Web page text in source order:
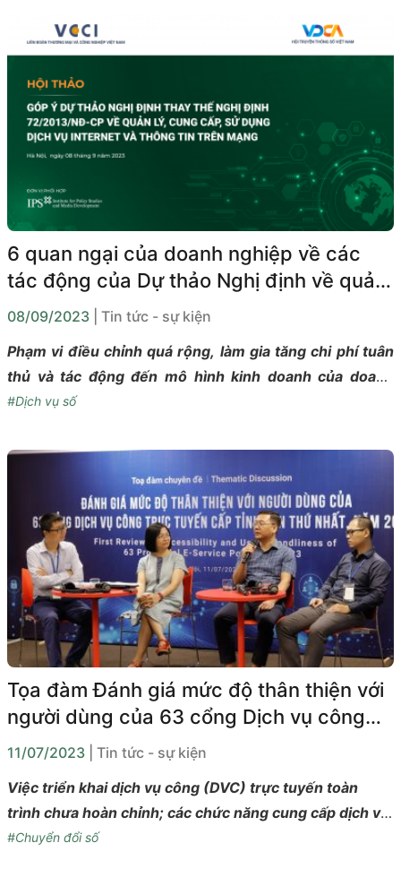
6 quan ngại của doanh nghiệp về các
tác động của Dự thảo Nghị định về quản
lý, cung cấp, sử dụng dịch vụ internet và
08/09/2023
| Tin tức - sự kiện
Phạm vi điều chỉnh quá rộng, làm gia tăng chi phí tuân
thủ và tác động đến mô hình kinh doanh của doanh
nghiệp, gia tăng chi phí gia nhập thị trường, nguy cơ lộ
nghiệp cung cấp dịch vụ trò chơi điện tử trực tuyến là
những lo ngại được các đại diện doanh nghiệp, hiệp hội
đặt ra tại Hội thảo “Góp ý hoàn thiện Dự thảo Nghị định
thay thế Nghị định 72/2013/NĐ-CP về quản lý, cung
cấp, sử dụng dịch vụ Internet và thông tin trên mạng”.
#Dịch vụ số
Tọa đàm Đánh giá mức độ thân thiện với
người dùng của 63 cổng Dịch vụ công
trực tuyến cấp tỉnh
11/07/2023
| Tin tức - sự kiện
Việc triển khai dịch vụ công (DVC) trực tuyến toàn
trình chưa hoàn chỉnh; các chức năng cung cấp dịch vụ
chưa hoàn thiện, và giao diện chưa dễ sử dụng và thân
#Chuyển đổi số